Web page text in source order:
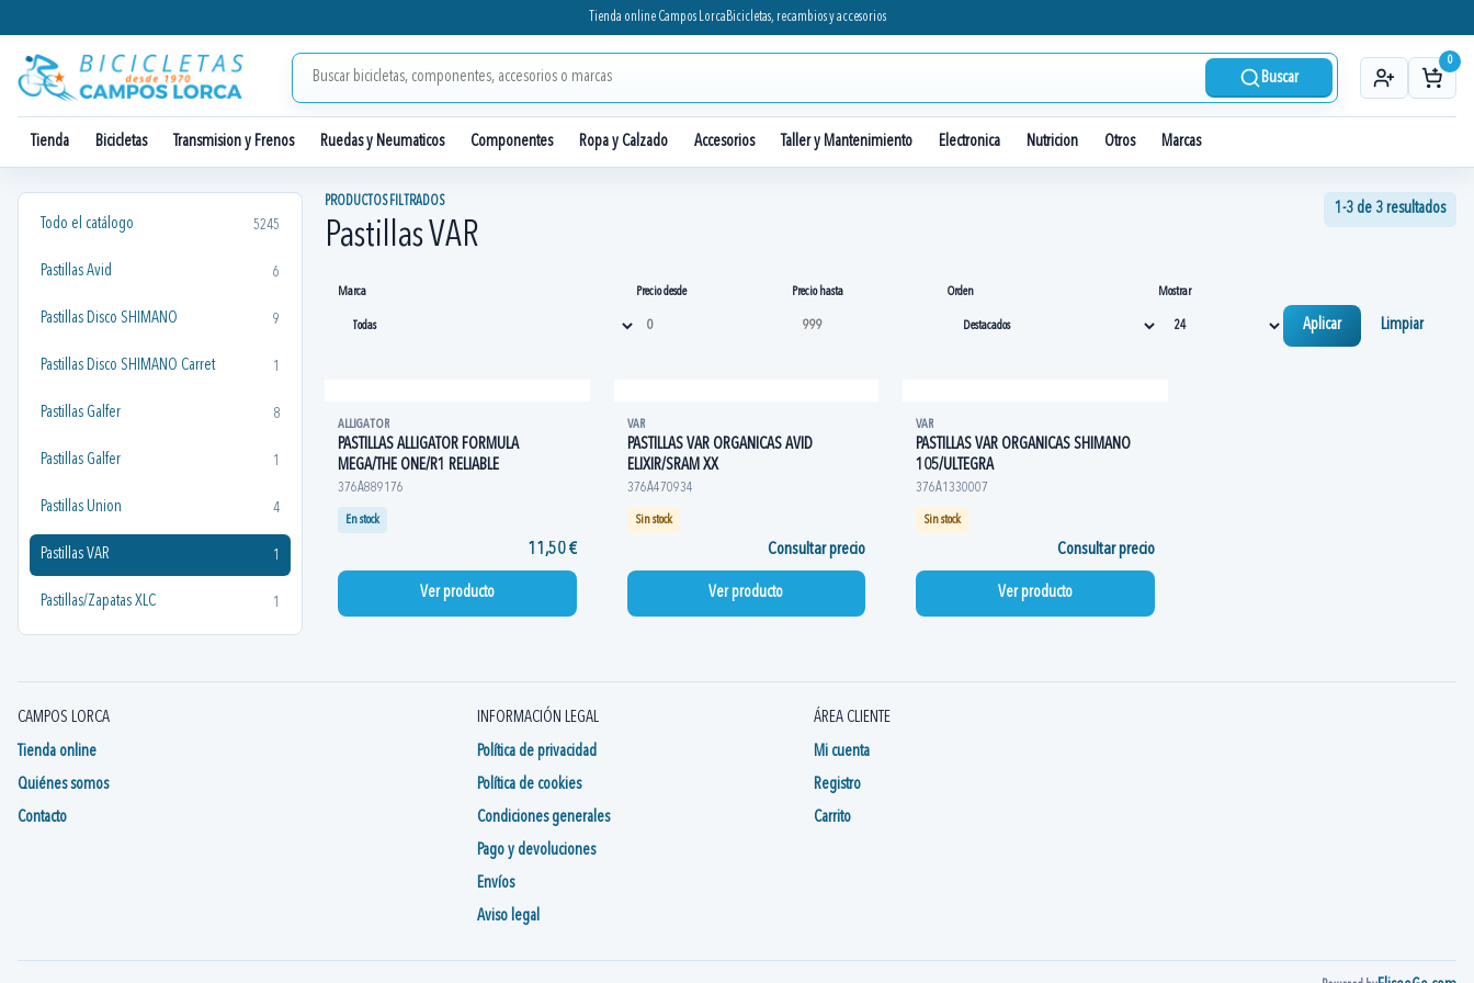
Tienda online Campos Lorca Bicicletas, recambios y accesorios
Buscar
0
Tienda Bicicletas Transmision y Frenos Ruedas y Neumaticos Componentes Ropa y Calzado Accesorios Taller y Mantenimiento Electronica Nutricion Otros Marcas
Todo el catálogo 5245
Pastillas Avid 6
Pastillas Disco SHIMANO 9
Pastillas Disco SHIMANO Carret 1
Pastillas Galfer 8
Pastillas Galfer 1
Pastillas Union 4
Pastillas VAR 1
Pastillas/Zapatas XLC 1
PRODUCTOS FILTRADOS
Pastillas VAR
1-3 de 3 resultados
Marca Precio desde Precio hasta Orden Mostrar
Aplicar Limpiar
ALLIGATOR
PASTILLAS ALLIGATOR FORMULA
MEGA/THE ONE/R1 RELIABLE
376A889176
En stock
11,50 €
Ver producto
VAR
PASTILLAS VAR ORGANICAS AVID
ELIXIR/SRAM XX
376A470934
Sin stock
Consultar precio
Ver producto
VAR
PASTILLAS VAR ORGANICAS SHIMANO
105/ULTEGRA
376A1330007
Sin stock
Consultar precio
Ver producto
CAMPOS LORCA
Tienda online
Quiénes somos
Contacto
INFORMACIÓN LEGAL
Política de privacidad
Política de cookies
Condiciones generales
Pago y devoluciones
Envíos
Aviso legal
ÁREA CLIENTE
Mi cuenta
Registro
Carrito